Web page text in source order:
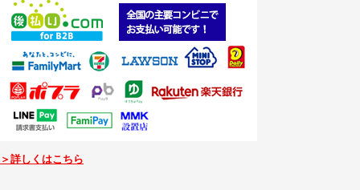
＞詳しくはこちら